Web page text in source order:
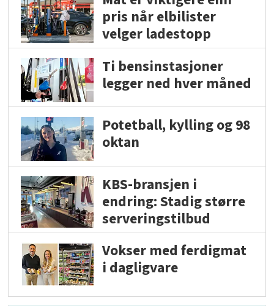
pris når elbilister
velger ladestopp
Ti bensinstasjoner
legger ned hver måned
Potetball, kylling og 98
oktan
KBS-bransjen i
endring: Stadig større
serveringstilbud
Vokser med ferdigmat
i dagligvare